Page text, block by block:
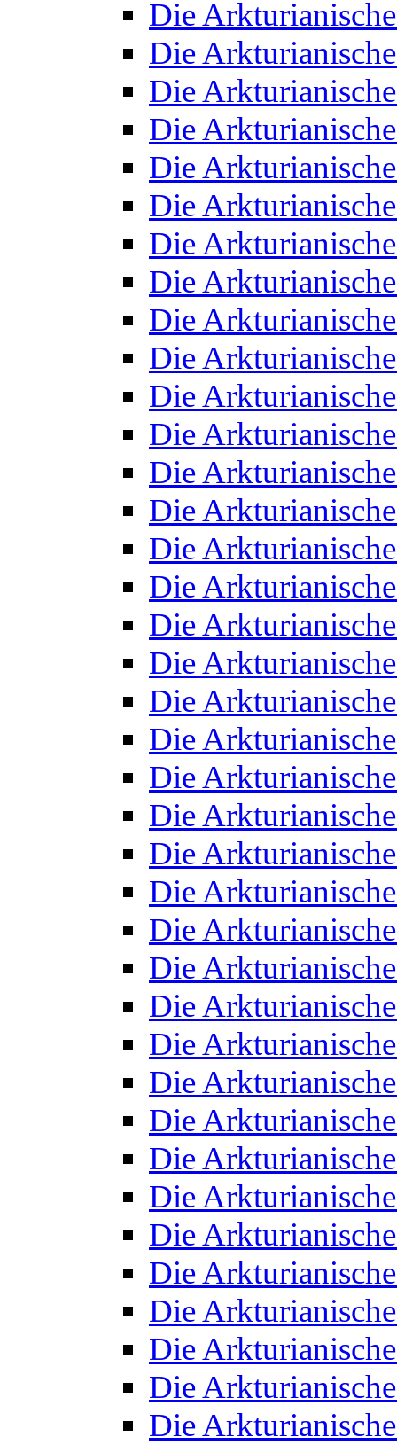
Die
Die
Die
Die
Die
Die
Die
Die
Die
Die
Die
Die
Die
Die
Die
Die
Die
Die
Die
Die
Die
Die
Die
Die
Die
Die
Die
Die
Die
Die
Die
Die
Die
Die
Die
Die
Die
Die